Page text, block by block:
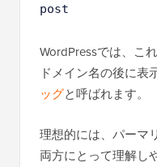
post
WordPressでは、こ
ドメイン名の後に表
ッグと呼ばれます。
理想的には、パーマ
両方にとって理解し